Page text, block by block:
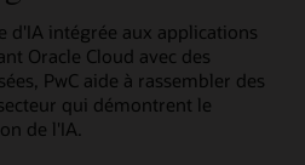
d'IA intégrée aux applications
Oracle Cloud avec des
PwC aide à rassembler des
qui démontrent le
de l'IA.